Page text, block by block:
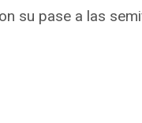
su pase a las